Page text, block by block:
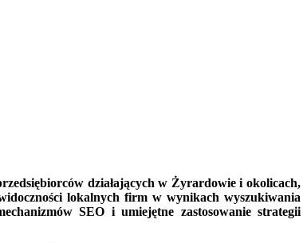
działających w Żyrardowie i okolicach,
lokalnych firm w wynikach wyszukiwania
SEO i umiejętne zastosowanie strategii